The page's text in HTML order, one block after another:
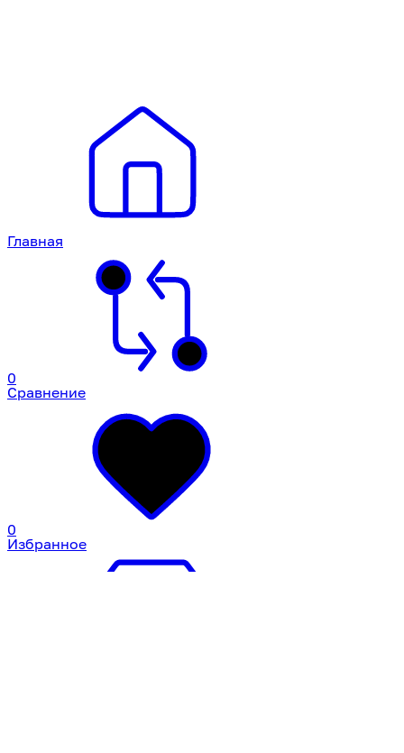
Главная
0
Сравнение
0
Избранное